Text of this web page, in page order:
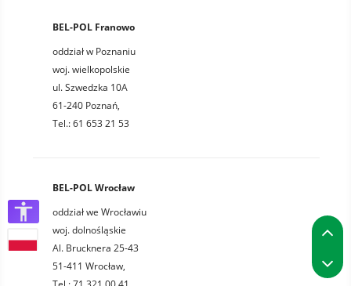
BEL-POL Franowo
oddział w Poznaniu
woj. wielkopolskie
ul. Szwedzka 10A
61-240 Poznań,
Tel.: 61 653 21 53
BEL-POL Wrocław
oddział we Wrocławiu
woj. dolnośląskie
Al. Brucknera 25-43
51-411 Wrocław,